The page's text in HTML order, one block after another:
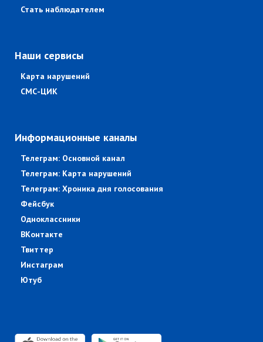
Стать наблюдателем
Наши сервисы
Карта нарушений
СМС-ЦИК
Информационные каналы
Телеграм: Основной канал
Телеграм: Карта нарушений
Телеграм: Хроника дня голосования
Фейсбук
Одноклассники
ВКонтакте
Твиттер
Инстаграм
Ютуб